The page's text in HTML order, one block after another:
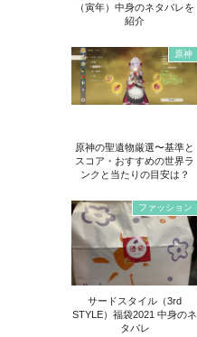
（寅年）中身のネタバレを
紹介
原神
原神の聖遺物厳選〜基準と
スコア・おすすめの世界ラ
ンクと当たりの目安は？
ファッション
サードスタイル（3rd
STYLE）福袋2021 中身のネ
タバレ